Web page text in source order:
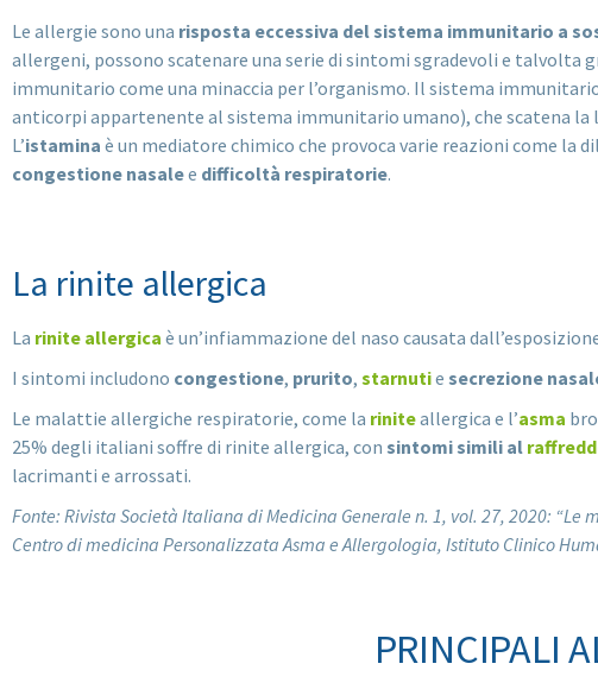
Le allergie sono una risposta eccessiva del sistema immunitario a
allergeni, possono scatenare una serie di sintomi sgradevoli e talvolta
immunitario come una minaccia per l’organismo. Il sistema
anticorpi appartenente al sistema immunitario umano), che scatena
L’istamina è un mediatore chimico che provoca varie reazioni come la
congestione nasalee difficoltà respiratorie.
La rinite allergica
La rinite allergica è un’infiammazione del naso causata
I sintomi includono congestione, prurito, starnutie secrezione
Le malattie allergiche respiratorie, come la riniteallergica e l’asma
25% degli italiani soffre di rinite allergica, con sintomi simili al
lacrimanti e arrossati.
Fonte: Rivista Società Italiana di Medicina Generale n. 1, vol. 27, 2020:
Centro di medicina Personalizzata Asma e Allergologia, Istituto Clinico
PRINCIPALI